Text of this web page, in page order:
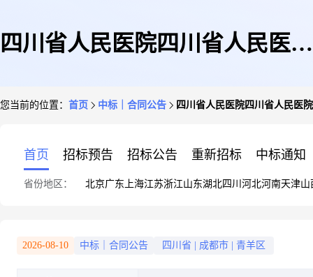
四川省人民医院四川省人民医院
您当前的位置： 首页 中标｜合同公告 四川省人民医院四川省人民医
首页 招标预告 招标公告 重新招标 中标通知
省份地区： 北京广东 上海江苏浙江山东湖北四川 河北河南天津山
2026-08-10 中标｜合同公告 四川省 成都市 青羊区